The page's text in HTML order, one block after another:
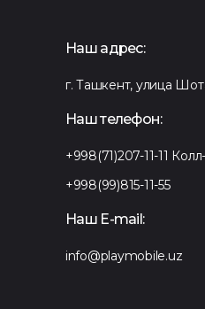
Наш адрес:
г. Ташкент, улица
Наш телефон:
+998(71)207-11-11
+998(99)815-11-55
Наш E-mail:
info@playmobile.uz